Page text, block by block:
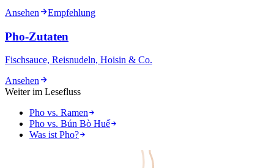
Ansehen
Empfehlung
Pho-Zutaten
Fischsauce, Reisnudeln, Hoisin & Co.
Ansehen
Weiter im Lesefluss
Pho vs. Ramen
Pho vs. Bún Bò Huế
Was ist Pho?